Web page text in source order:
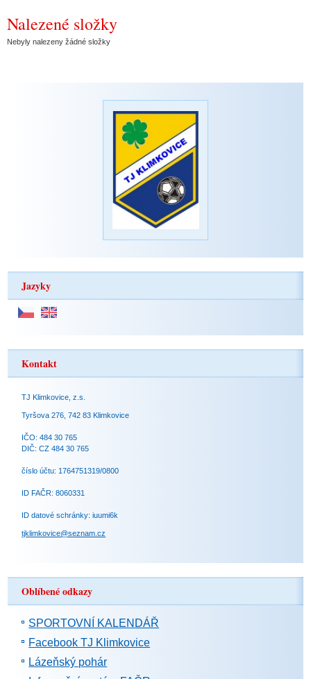
Nalezené složky
Nebyly nalezeny žádné složky
Jazyky
Kontakt
TJ Klimkovice, z.s.
Tyršova 276, 742 83 Klimkovice
IČO: 484 30 765
DIČ: CZ 484 30 765
číslo účtu: 1764751319/0800
ID FAČR: 8060331
ID datové schránky: iuumi6k
tjklimkovice@seznam.cz
Oblíbené odkazy
SPORTOVNÍ KALENDÁŘ
Facebook TJ Klimkovice
Lázeňský pohár